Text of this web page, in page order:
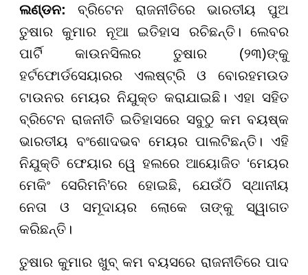
ଲଣ୍ଡନ: ବ୍ରିଟେନ ରାଜନୀତିରେ ଭାରତୀୟ ପୁଅ
ତୁଷାର କୁମାର ନୂଆ ଇତିହାସ ରଚିଛନ୍ତି। ଲେବର
ପାର୍ଟି କାଉନସିଲର ତୁଷାର (୨୩)ଙ୍କୁ
ହର୍ଟଫୋର୍ଡସେୟାରର ଏଲଷ୍ଟ୍ରି ଓ ବୋରହମଉଡ
ଟାଉନର ମେୟର ନିଯୁକ୍ତ କରାଯାଇଛି। ଏହା ସହିତ
ବ୍ରିଟେନ ରାଜନୀତି ଇତିହାସରେ ସବୁଠୁ କମ ବୟଷ୍କ
ଭାରତୀୟ ବଂଶୋଦଭବ ମେୟର ପାଲଟିଛନ୍ତି। ଏହି
ନିଯୁକ୍ତି ଫେୟାର ୱେ ହଲରେ ଆୟୋଜିତ ‘ମେୟର
ମେକିଂ ସେରିମନି’ରେ ହୋଇଛି, ଯେଉଁଠି ସ୍ଥାନୀୟ
ନେତା ଓ ସମୂଦାୟର ଲୋକେ ତାଙ୍କୁ ସ୍ୱାଗତ
କରିଛନ୍ତି।
ତୁଷାର କୁମାର ଖୁବ୍ କମ ବୟସରେ ରାଜନୀତିରେ ପାଦ